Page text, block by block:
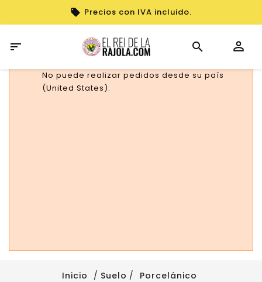
Precios con IVA incluido.

No puede realizar pedidos desde su país
(United States).
Inicio Suelo Porcelánico